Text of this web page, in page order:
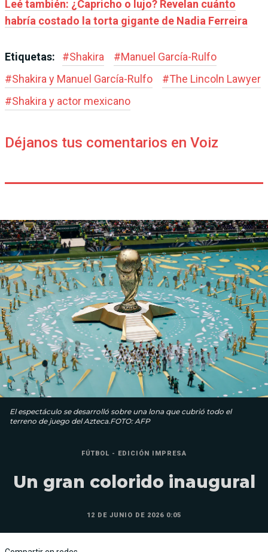
Leé también: ¿Capricho o lujo? Revelan cuánto
habría costado la torta gigante de Nadia Ferreira
Etiquetas: #Shakira #Manuel García-Rulfo
#Shakira y Manuel García-Rulfo #The Lincoln Lawyer
#Shakira y actor mexicano
Déjanos tus comentarios en Voiz
El espectáculo se desarrolló sobre una lona que cubrió todo el
terreno de juego del Azteca.FOTO: AFP
FÚTBOL - EDICIÓN IMPRESA
Un gran colorido inaugural
12 DE JUNIO DE 2026 0:05